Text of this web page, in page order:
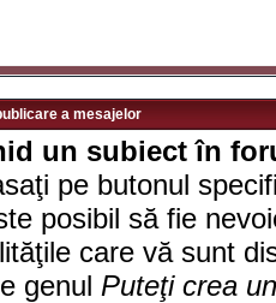
a mesajelor
un subiect în
pe butonul
posibil să fie
care vă sunt
genul Puteţi crea